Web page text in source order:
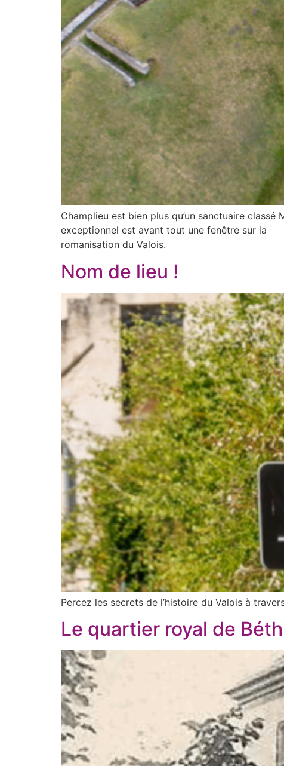
Champlieu est bien plus qu’un sanctuaire
exceptionnel est avant tout une fenêtre sur la
romanisation du Valois.
Nom de lieu !
Percez les secrets de l’histoire du Valois à
Le quartier royal de